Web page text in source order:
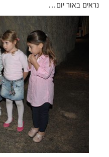
נראים באור יום…